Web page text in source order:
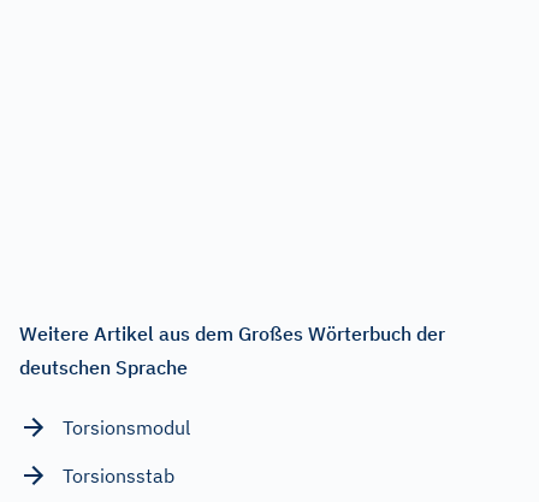
Weitere Artikel aus dem Großes Wörterbuch der
deutschen Sprache
Torsionsmodul
Torsionsstab